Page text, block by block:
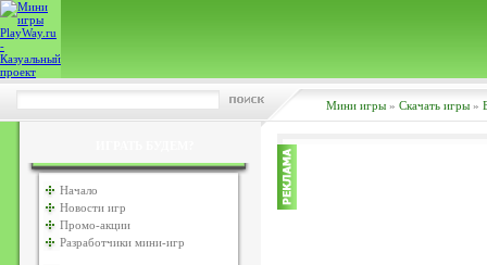
Мини игры » Скачать игры »
Начало
Новости игр
Промо-акции
Разработчики мини-игр